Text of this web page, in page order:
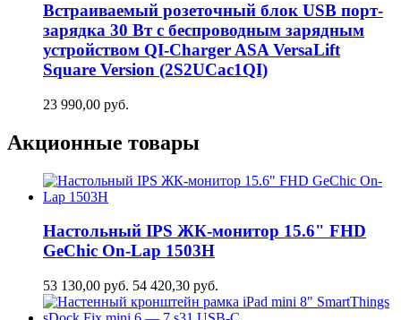
Встраиваемый розеточный блок USB порт-
зарядка 30 Вт c беспроводным зарядным
устройством QI-Charger ASA VersaLift
Square Version (2S2UCaс1QI)
23 990,00 руб.
Акционные товары
Настольный IPS ЖК-монитор 15.6" FHD
GeСhic On-Lap 1503H
53 130,00 руб. 54 420,30 руб.